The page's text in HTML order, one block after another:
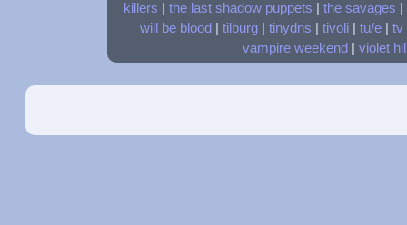
killers
the last shadow puppets the savages
will be blood
tilburg| tinydns tivoli| tu/e| tv
vampire weekend
violet